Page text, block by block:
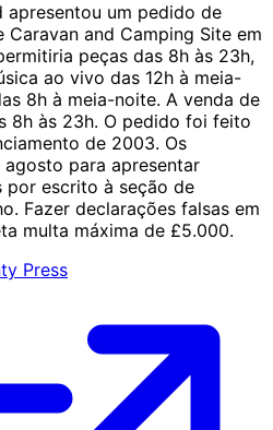
um pedido de
and Camping Site em
peças das 8h às 23h,
ao vivo das 12h à meia-
8h à meia-noite. A venda de
8h às 23h. O pedido foi feito
de 2003. Os
para apresentar
por escrito à seção de
Fazer declarações falsas em
multa máxima de £5.000.
Press